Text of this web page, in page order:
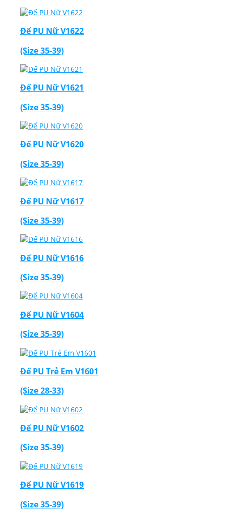
Đế PU Nữ V1622
(Size 35-39)
Đế PU Nữ V1621
(Size 35-39)
Đế PU Nữ V1620
(Size 35-39)
Đế PU Nữ V1617
(Size 35-39)
Đế PU Nữ V1616
(Size 35-39)
Đế PU Nữ V1604
(Size 35-39)
Đế PU Trẻ Em V1601
(Size 28-33)
Đế PU Nữ V1602
(Size 35-39)
Đế PU Nữ V1619
(Size 35-39)